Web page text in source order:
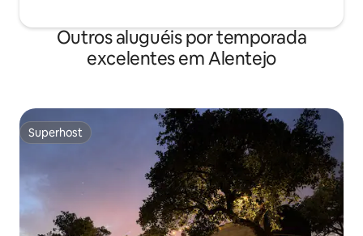
Outros aluguéis por temporada
excelentes em Alentejo
Superhost
Superhost